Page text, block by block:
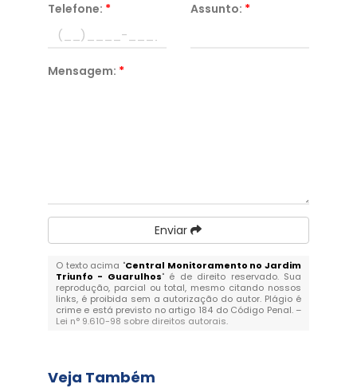
Telefone: * Assunto: *
Mensagem: *
Enviar
O texto acima "Central Monitoramento no Jardim
Triunfo - Guarulhos" é de direito reservado. Sua
reprodução, parcial ou total, mesmo citando nossos
links, é proibida sem a autorização do autor. Plágio é
crime e está previsto no artigo 184 do Código Penal. –
Lei n° 9.610-98 sobre direitos autorais.
Veja Também